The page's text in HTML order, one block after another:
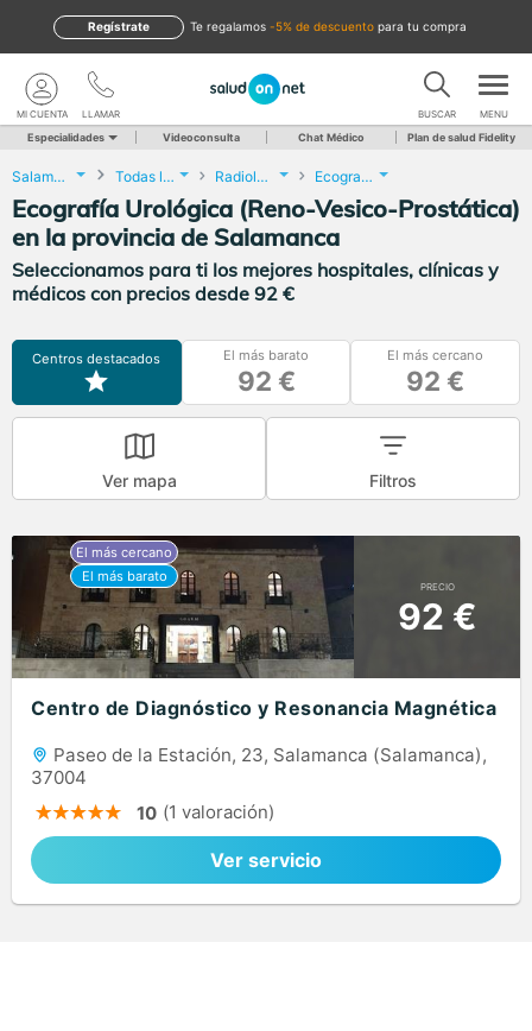
te regalamos -5% de descuento para tu compra
Regístrate
LLAMAR
MI CUENTA BUSCAR MENU
Especialidades Videoconsulta Chat Médico Plan de salud Fidelity
Salamanca Todas las localidades Radiología Ecografía Urológica (Reno-Vesico-Prostática)
Ecografía Urológica (Reno-Vesico-Prostática)
en la provincia de Salamanca
Seleccionamos para ti los mejores hospitales, clínicas y
médicos con precios desde 92 €
Centros destacados El más barato
92 €
El más cercano
92 €
Ver mapa Filtros
PRECIO
92 €
Centro de Diagnóstico y Resonancia Magnética
Paseo de la Estación, 23, Salamanca (Salamanca),
37004
10 (1 valoración)
Ver servicio